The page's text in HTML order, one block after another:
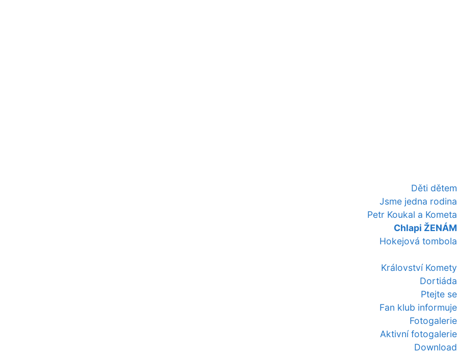
Děti dětem
Jsme jedna rodina
Petr Koukal a Kometa
Chlapi ŽENÁM
Hokejová tombola
Království Komety
Dortiáda
Ptejte se
Fan klub informuje
Fotogalerie
Aktivní fotogalerie
Download